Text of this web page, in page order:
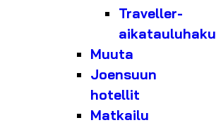
Traveller-
aikatauluhaku
Muuta
Joensuun
hotellit
Matkailu